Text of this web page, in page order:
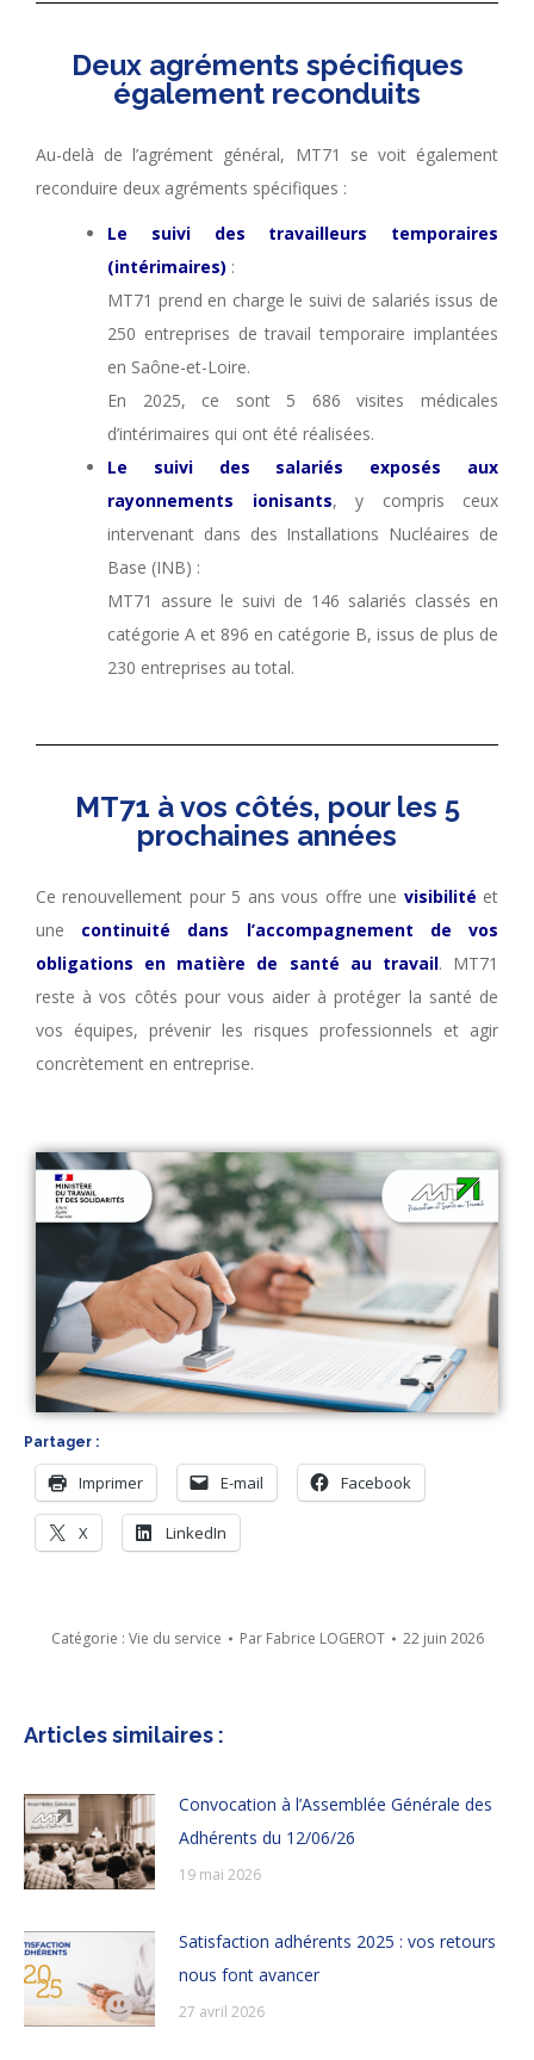
Deux agréments spécifiques
également reconduits
Au-delà de l’agrément général, MT71 se voit également
reconduire deux agréments spécifiques :
Le suivi des travailleurs temporaires
(intérimaires) :
MT71 prend en charge le suivi de salariés issus de
250 entreprises de travail temporaire implantées
en Saône-et-Loire.
En 2025, ce sont 5 686 visites médicales
d’intérimaires qui ont été réalisées.
Le suivi des salariés exposés aux
rayonnements ionisants, y compris ceux
intervenant dans des Installations Nucléaires de
Base (INB) :
MT71 assure le suivi de 146 salariés classés en
catégorie A et 896 en catégorie B, issus de plus de
230 entreprises au total.
MT71 à vos côtés, pour les 5
prochaines années
Ce renouvellement pour 5 ans vous offre une visibilité et
une continuité dans l’accompagnement de vos
obligations en matière de santé au travail. MT71
reste à vos côtés pour vous aider à protéger la santé de
vos équipes, prévenir les risques professionnels et agir
concrètement en entreprise.
Partager :
Imprimer E-mail Facebook
X LinkedIn
Catégorie : Vie du service Par Fabrice LOGEROT 22 juin 2026
Articles similaires :
Convocation à l’Assemblée Générale des
Adhérents du 12/06/26
19 mai 2026
Satisfaction adhérents 2025 : vos retours
nous font avancer
27 avril 2026